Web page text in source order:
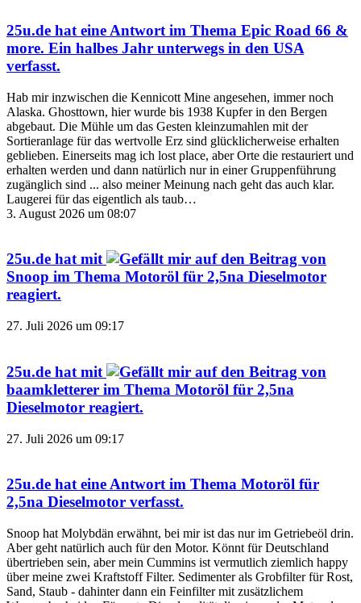
25u.de hat eine Antwort im Thema Epic Road 66 &
more. Ein halbes Jahr unterwegs in den USA
verfasst.
Hab mir inzwischen die Kennicott Mine angesehen, immer noch
Alaska. Ghosttown, hier wurde bis 1938 Kupfer in den Bergen
abgebaut. Die Mühle um das Gesten kleinzumahlen mit der
Sortieranlage für das wertvolle Erz sind glücklicherweise erhalten
geblieben. Einerseits mag ich lost place, aber Orte die restauriert und
erhalten werden und dann natürlich nur in einer Gruppenführung
zugänglich sind ... also meiner Meinung nach geht das auch klar.
Laugerei für das eigentlich als taub…
3. August 2026 um 08:07
25u.de hat mit
auf den Beitrag von
Snoop im Thema Motoröl für 2,5na Dieselmotor
reagiert.
27. Juli 2026 um 09:17
25u.de hat mit
auf den Beitrag von
baamkletterer im Thema Motoröl für 2,5na
Dieselmotor reagiert.
27. Juli 2026 um 09:17
25u.de hat eine Antwort im Thema Motoröl für
2,5na Dieselmotor verfasst.
Snoop hat Molybdän erwähnt, bei mir ist das nur im Getriebeöl drin.
Aber geht natürlich auch für den Motor. Könnt für Deutschland
übertrieben sein, aber mein Cummins ist vermutlich ziemlich happy
über meine zwei Kraftstoff Filter. Sedimenter als Grobfilter für Rost,
Sand, Staub - dahinter dann ein Feinfilter mit zusätzlichem